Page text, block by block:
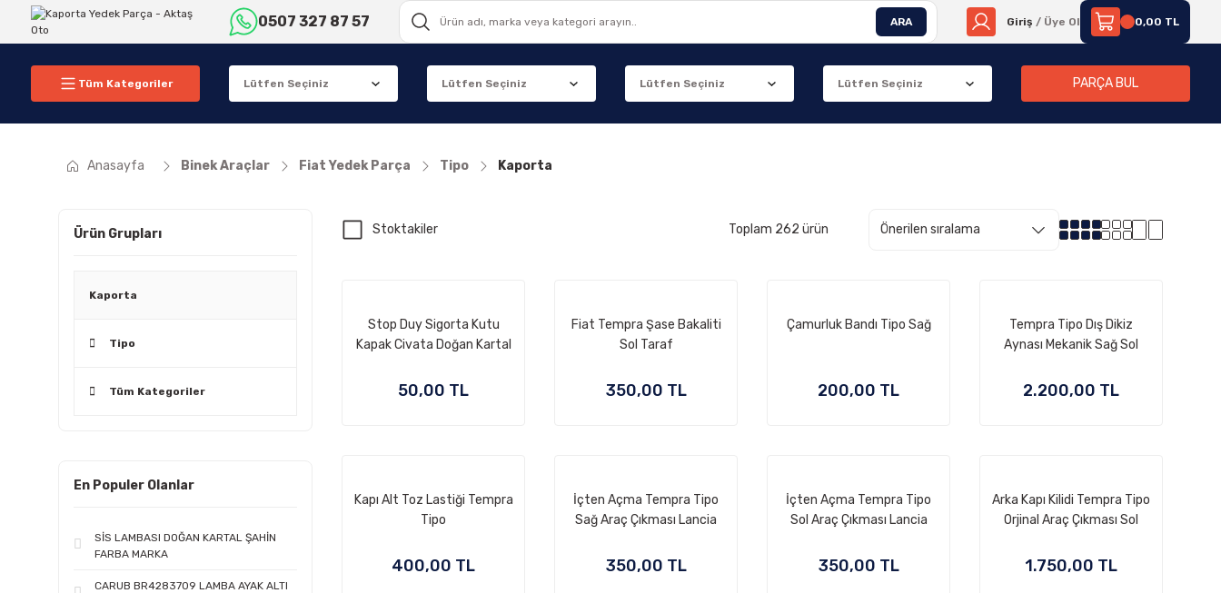
0507 327 87 57 ARA Giriş / Üye Ol 0,00 TL
Tüm Kategoriler PARÇA BUL
Anasayfa Binek Araçlar Fiat Yedek Parça Tipo Kaporta
Ürün Grupları
Kaporta
Tipo
Tüm Kategoriler
En Populer Olanlar
SİS LAMBASI DOĞAN KARTAL ŞAHİN
FARBA MARKA
CARUB BR4283709 LAMBA AYAK ALTI
Stoktakiler Toplam 262 ürün
Stop Duy Sigorta Kutu
Kapak Civata Doğan Kartal
50,00 TL
Fiat Tempra Şase Bakaliti
Sol Taraf
350,00 TL
Çamurluk Bandı Tipo Sağ
200,00 TL
Tempra Tipo Dış Dikiz
Aynası Mekanik Sağ Sol
2.200,00 TL
Kapı Alt Toz Lastiği Tempra
Tipo
400,00 TL
İçten Açma Tempra Tipo
Sağ Araç Çıkması Lancia
350,00 TL
İçten Açma Tempra Tipo
Sol Araç Çıkması Lancia
350,00 TL
Arka Kapı Kilidi Tempra Tipo
Orjinal Araç Çıkması Sol
1.750,00 TL